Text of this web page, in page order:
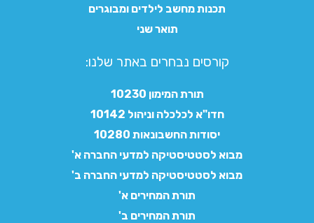
תכנות מחשב לילדים ומבוגרים
תואר שני
קורסים נבחרים באתר שלנו:​
תורת המימון 10230
חדו"א לכלכלה וניהול 10142
יסודות החשבונאות 10280
מבוא לסטטיסטיקה למדעי החברה א'
מבוא לסטטיסטיקה למדעי החברה ב'
תורת המחירים א'
תורת המחירים ב'